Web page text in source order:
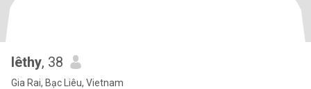
lêthy, 38
Gia Rai, Bạc Liêu, Vietnam